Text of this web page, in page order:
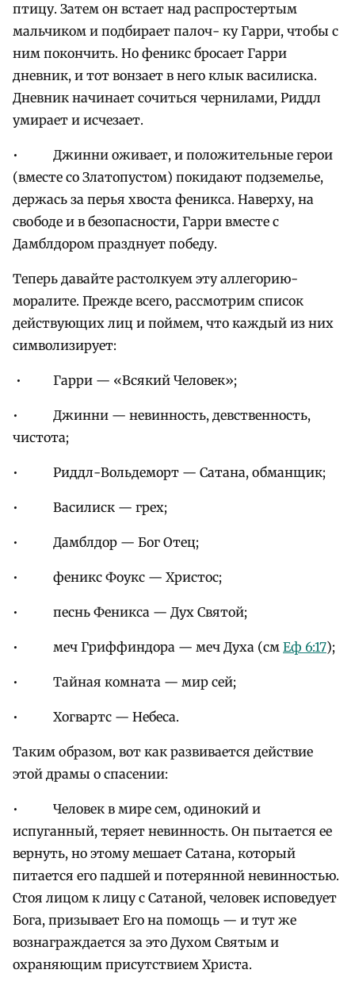
птицу. Затем он встает над распростертым
мальчиком и подбирает палоч- ку Гарри, чтобы с
ним покончить. Но феникс бросает Гарри
дневник, и тот вонзает в него клык василиска.
Дневник начинает сочиться чернилами, Риддл
умирает и исчезает.
• Джинни оживает, и положительные герои
(вместе со Златопустом) покидают подземелье,
держась за перья хвоста феникса. Наверху, на
свободе и в безопасности, Гарри вместе с
Дамблдором празднует победу.
Теперь давайте растолкуем эту аллегорию-
моралите. Прежде всего, рассмотрим список
действующих лиц и поймем, что каждый из них
символизирует:
• Гарри — «Всякий Человек»;
• Джинни — невинность, девственность,
чистота;
• Риддл-Вольдеморт — Сатана, обманщик;
• Василиск — грех;
• Дамблдор — Бог Отец;
• феникс Фоукс — Христос;
• песнь Феникса — Дух Святой;
• меч Гриффиндора — меч Духа (см Еф 6:17);
• Тайная комната — мир сей;
• Хогвартс — Небеса.
Таким образом, вот как развивается действие
этой драмы о спасении:
• Человек в мире сем, одинокий и
испуганный, теряет невинность. Он пытается ее
вернуть, но этому мешает Сатана, который
питается его падшей и потерянной невинностью.
Стоя лицом к лицу с Сатаной, человек исповедует
Бога, призывает Его на помощь — и тут же
вознаграждается за это Духом Святым и
охраняющим присутствием Христа.